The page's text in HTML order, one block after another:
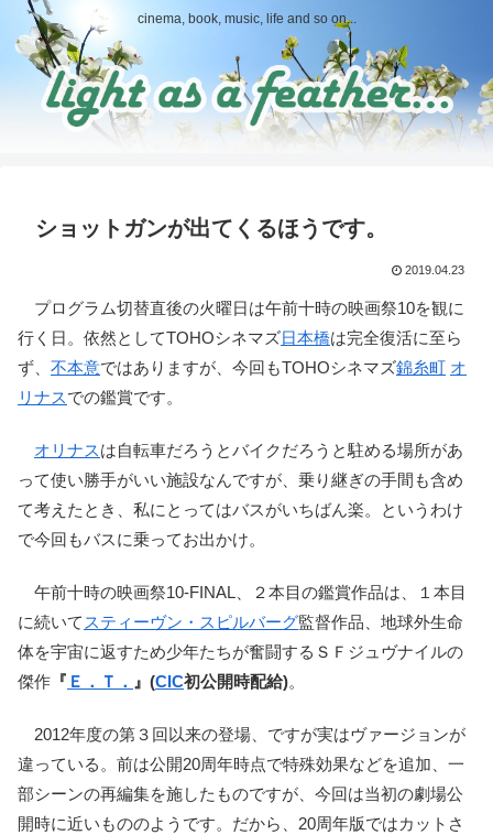
cinema, book, music, life and so on...
ショットガンが出てくるほうです。
2019.04.23
プログラム切替直後の火曜日は午前十時の映画祭10を観に
行く日。依然としてTOHOシネマズ日本橋は完全復活に至ら
ず、 不本意ではありますが、今回もTOHOシネマズ錦糸町 オ
リナスでの鑑賞です。
オリナスは自転車だろうとバイクだろうと駐める場所があ
って使い勝手がいい施設なんですが、乗り継ぎの手間も含め
て考えたとき、私にとってはバスがいちばん楽。というわけ
で今回もバスに乗ってお出かけ。
午前十時の映画祭10-FINAL、２本目の鑑賞作品は、１本目
に続いて スティーヴン・スピルバーグ監督作品、地球外生命
体を宇宙に返すため少年たちが奮闘するＳＦジュヴナイルの
傑作 『 Ｅ．Ｔ． 』(CIC初公開時配給)。
2012年度の第３回以来の登場、ですが実はヴァージョンが
違っている。前は公開20周年時点で特殊効果などを追加、一
部シーンの再編集を施したものですが、今回は当初の劇場公
開時に近いもののようです。だから、20周年版ではカットさ